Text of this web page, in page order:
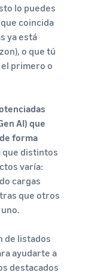
lo puedes
coincida
ya está
o que tú
primero o
AI) que
forma
que distintos
varía:
cargas
que otros
de listados
ayudarte a
destacados